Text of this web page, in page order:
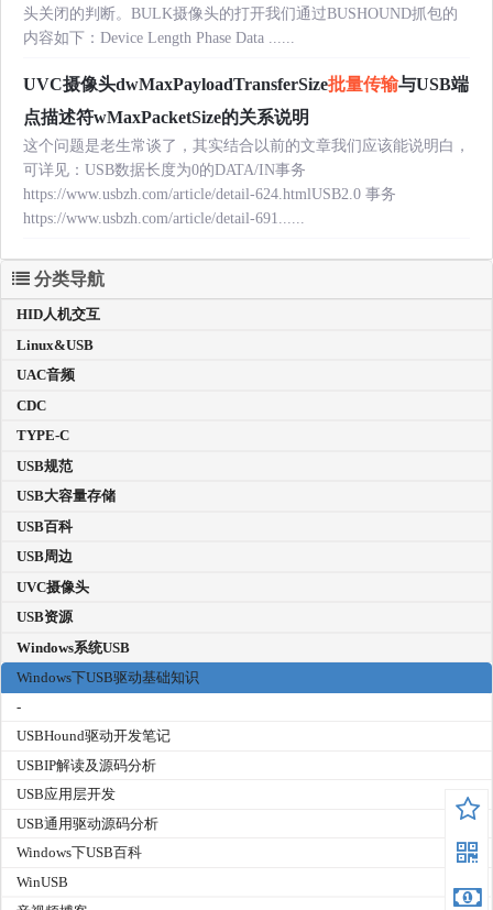
头关闭的判断。BULK摄像头的打开我们通过BUSHOUND抓包的
内容如下：Device Length Phase Data ......
UVC摄像头dwMaxPayloadTransferSize批量传输与USB端
点描述符wMaxPacketSize的关系说明
这个问题是老生常谈了，其实结合以前的文章我们应该能说明白，
可详见：USB数据长度为0的DATA/IN事务
https://www.usbzh.com/article/detail-624.htmlUSB2.0 事务
https://www.usbzh.com/article/detail-691......
分类导航
HID人机交互
Linux&USB
UAC音频
CDC
TYPE-C
USB规范
USB大容量存储
USB百科
USB周边
UVC摄像头
USB资源
Windows系统USB
Windows下USB驱动基础知识
-
USBHound驱动开发笔记
USBIP解读及源码分析
USB应用层开发
USB通用驱动源码分析
Windows下USB百科
WinUSB